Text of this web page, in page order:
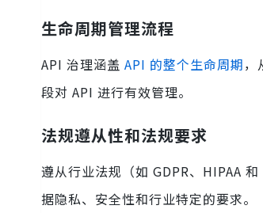
生命周期管理流程
API 治理涵盖 API 的整个生命周期，
段对 API 进行有效管理。
法规遵从性和法规要求
遵从行业法规（如 GDPR、HIPAA
据隐私、安全性和行业特定的要求。